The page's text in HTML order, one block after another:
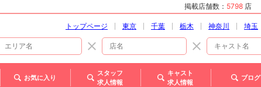
掲載店舗数： 5798 店
トップページ 東京 千葉 栃木 神奈川 埼玉
お気に入り
スタッフ
求人情報
キャスト
求人情報
ブログ